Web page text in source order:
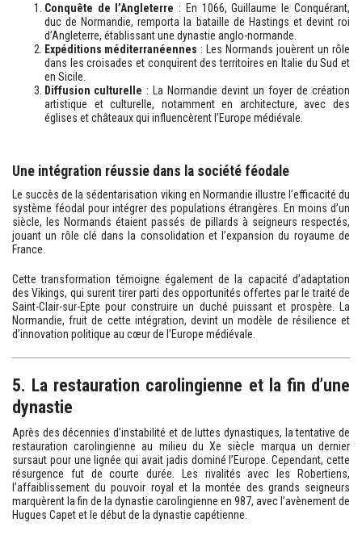
Conquête de l’Angleterre : En 1066, Guillaume le Conquérant,
duc de Normandie, remporta la bataille de Hastings et devint roi
d’Angleterre, établissant une dynastie anglo-normande.
Expéditions méditerranéennes : Les Normands jouèrent un rôle
dans les croisades et conquirent des territoires en Italie du Sud et
en Sicile.
Diffusion culturelle : La Normandie devint un foyer de création
artistique et culturelle, notamment en architecture, avec des
églises et châteaux qui influencèrent l’Europe médiévale.
Une intégration réussie dans la société féodale
Le succès de la sédentarisation viking en Normandie illustre l’efficacité du
système féodal pour intégrer des populations étrangères. En moins d’un
siècle, les Normands étaient passés de pillards à seigneurs respectés,
jouant un rôle clé dans la consolidation et l’expansion du royaume de
France.
Cette transformation témoigne également de la capacité d’adaptation
des Vikings, qui surent tirer parti des opportunités offertes par le traité de
Saint-Clair-sur-Epte pour construire un duché puissant et prospère. La
Normandie, fruit de cette intégration, devint un modèle de résilience et
d’innovation politique au cœur de l’Europe médiévale.
5. La restauration carolingienne et la fin d’une
dynastie
Après des décennies d’instabilité et de luttes dynastiques, la tentative de
restauration carolingienne au milieu du Xe siècle marqua un dernier
sursaut pour une lignée qui avait jadis dominé l’Europe. Cependant, cette
résurgence fut de courte durée. Les rivalités avec les Robertiens,
l’affaiblissement du pouvoir royal et la montée des grands seigneurs
marquèrent la fin de la dynastie carolingienne en 987, avec l’avènement de
Hugues Capet et le début de la dynastie capétienne.